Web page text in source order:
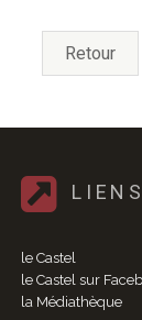
Retour
LIENS
le Castel
le Castel sur
la Médiathèque